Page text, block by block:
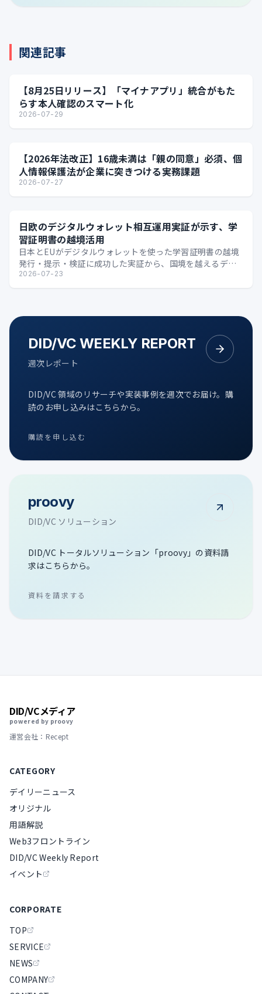
関連記事
【8月25日リリース】「マイナアプリ」統合がもた
らす本人確認のスマート化
2026-07-29
【2026年法改正】16歳未満は「親の同意」必須、個
人情報保護法が企業に突きつける実務課題
2026-07-27
日欧のデジタルウォレット相互運用実証が示す、学
習証明書の越境活用
日本とEUがデジタルウォレットを使った学習証明書の越境
発行・提示・検証に成功した実証から、国境を越えるデジ
タル証明の可能性を整理します。
2026-07-23
DID/VC WEEKLY REPORT
週次レポート
DID/VC 領域のリサーチや実装事例を週次でお届け。購
読のお申し込みはこちらから。
購読を申し込む
proovy
DID/VC ソリューション
DID/VC トータルソリューション「proovy」の資料請
求はこちらから。
資料を請求する
DID/VCメディア
powered by proovy
運営会社：Recept
CATEGORY
デイリーニュース
オリジナル
用語解説
Web3フロントライン
DID/VC Weekly Report
イベント
CORPORATE
TOP
SERVICE
NEWS
COMPANY